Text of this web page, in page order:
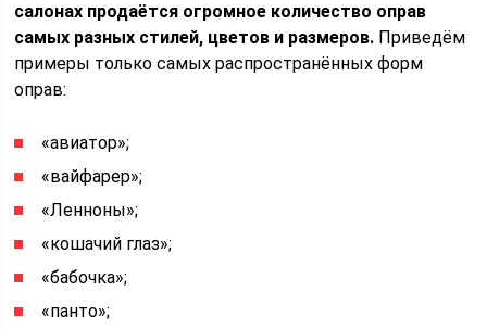
салонах продаётся огромное количество оправ
самых разных стилей, цветов и размеров. Приведём
примеры только самых распространённых форм
оправ:
«авиатор»;
«вайфарер»;
«Ленноны»;
«кошачий глаз»;
«бабочка»;
«панто»;